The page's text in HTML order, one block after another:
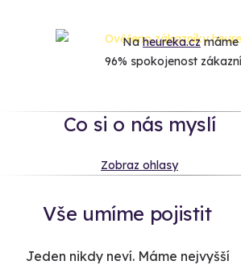
Naheureka.czmáme
96% spokojenost
Co si o nás myslí
Zobraz ohlasy
Vše umíme pojistit
Jeden nikdy neví. Máme nejvyšší